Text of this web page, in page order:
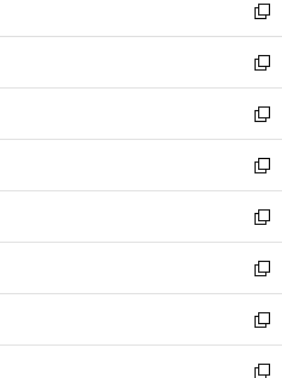
く
で
開
く
ド
ウ
で
開
く
い
ウ
ィ
ン
ド
ウ
で
開
く
新
し
い
ウ
ィ
ン
ド
ウ
で
開
く
新
し
い
ウ
ィ
ン
ド
ウ
で
開
く
新
し
い
ウ
ィ
ン
ド
ウ
で
開
く
新
し
い
ウ
ィ
ン
ド
ウ
で
新
し
い
ウ
ィ
ン
ド
新
し
い
ウ
ィ
新
し